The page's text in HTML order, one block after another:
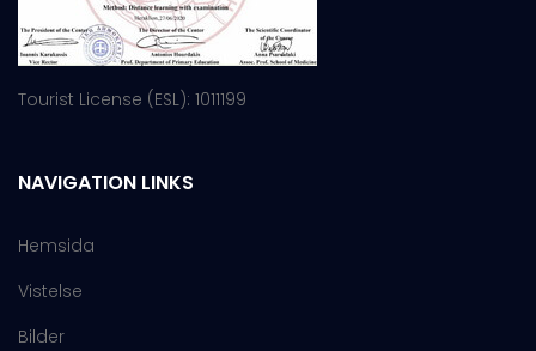
Tourist License (ESL): 1011199
NAVIGATION LINKS
Hemsida
Vistelse
Bilder